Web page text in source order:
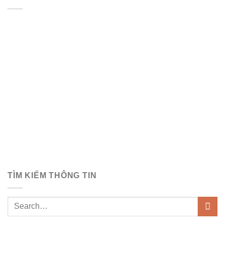
TÌM KIẾM THÔNG TIN